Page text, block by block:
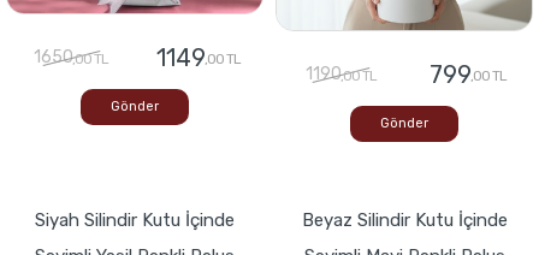
1650,00 TL 1149,00 TL
Gönder
1190,00 TL 799,00 TL
Gönder
Siyah Silindir Kutu İçinde
Beyaz Silindir Kutu İçinde